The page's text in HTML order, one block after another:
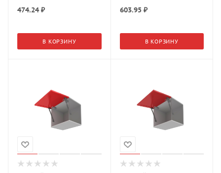
474.24₽
В КОРЗИНУ
603.95₽
В КОРЗИНУ